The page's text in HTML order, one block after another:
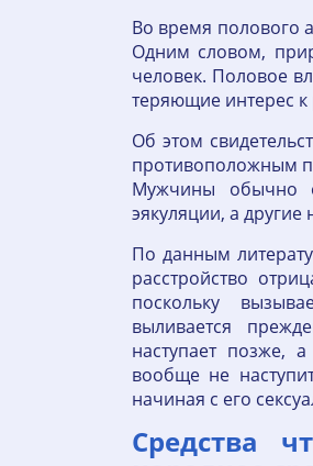
Во время полового
Одним словом,
человек. Половое
теряющие интерес
Об этом
противоположным
Мужчины обычно
эякуляции, а
По данным
расстройство
поскольку
выливается
наступает позже,
вообще не
начиная с его
Средства